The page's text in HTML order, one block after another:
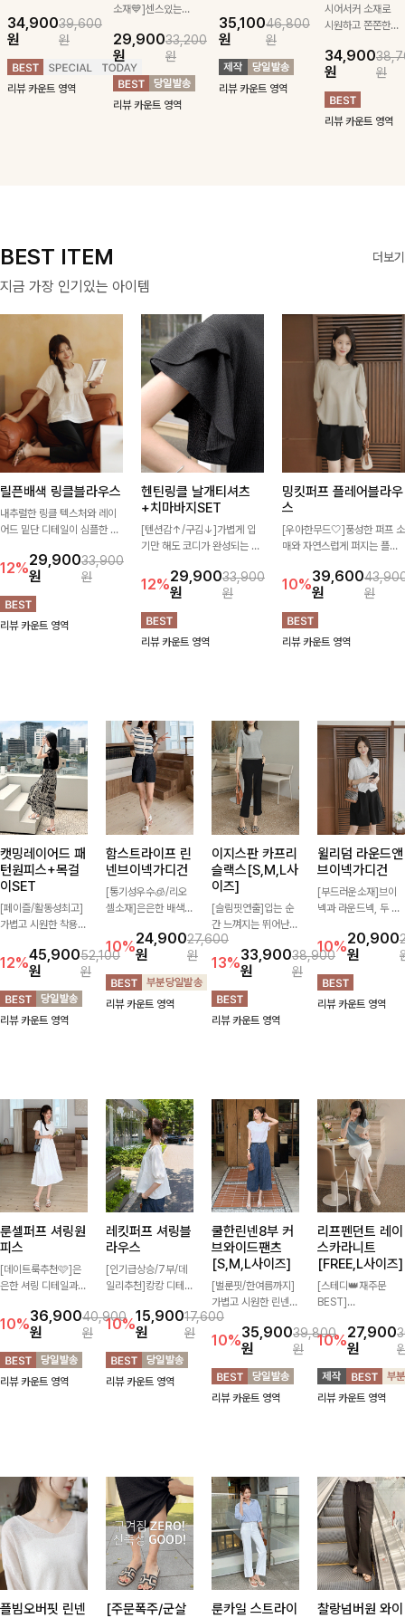
테일이 사랑스러운
블라우스-페미닌
하면서 여리한 무
드로 즐겨지는
ITEM
34,900
원
39,600
원
리뷰 카운트 영역
소재💙]센스있는
귀여운 퍼피 펜던
트로 포인트를 선
사하는 니트 가디
건을 소개할게요 :)
29,900
원
33,200
원
리뷰 카운트 영역
깔끔한 스트라이프
패턴에 링클프리!
💙플레어지는 롱한
기장감까지 완벽한
데일리 원피스:B
35,100
원
46,800
원
리뷰 카운트 영역
시어서커 소재로
시원하고 쫀쫀한
편안하게 입혀질
블라우스- 단정한
카라와 풍성한 퍼
프 소매로 여성스
러움을 더했어요 :)
34,900
원
원
리뷰 카운트 영역
BEST ITEM 더보기
지금 가장 인기있는 아이템
릴픈배색 링클블라우스
내추럴한 링클 텍스처와 레이
어드 밑단 디테일이 심플한 디
볍게 툭 입기만 해도 멋스러운
스타일을 완성해드려요- 여유
로운 핏으로 군살은 자연스럽
게 커버해주고, 편안한 착용감
까지 더해 손이 자주 가는 데일
12%29,900
원
33,900
원
리뷰 카운트 영역
헨틴링클 날개티셔츠
+치마바지SET
[텐션감↑/구김↓]가볍게 입
기만 해도 코디가 완성되는 세
지는 프릴 날개 소매가 우아한
포인트를 더해드립니다💕 잔
잔한 링클 텍스처 소재와 편안
한 허리밴딩으로 하루 종일 산
뜻하고 쾌적하게 즐겨보세요!
12%29,900
원
33,900
원
리뷰 카운트 영역
밍킷퍼프 플레어블라우
스
[우아한무드🤍]풍성한 퍼프 소
매와 자연스럽게 퍼지는 플레
를 완성해주는 블라우스 🤍 체
형을 자연스럽게 커버해주며
걸을 때마다 살랑이는 핏으로
데일리룩부터 데이트룩까지 화
사하게 즐기기 좋은 아이템이
10%39,600
원
원
리뷰 카운트 영역
캣밍레이어드 패
턴원피스+목걸
이SET
[페이즐/활동성최고]
가볍고 시원한 착용감
없이 즐기기 좋은 라
운드 니트 🤍 베이직
한 디자인으로 다양한
하의와 손쉽게 매치되
어 데일리하게 활용하
12%45,900
원
52,100
원
리뷰 카운트 영역
함스트라이프 린
넨브이넥가디건
[통기성우수🧊/리오
셀소재]은은한 배색
캐주얼하면서도 산뜻
한 무드 살려주는 니
트 가디건 💛 브이넥
라인에 슬림하게 떨어
지는 핏 더해져 단독
10%24,900
원
27,600
원
리뷰 카운트 영역
이지스판 카프리
슬랙스[S,M,L사
이즈]
[슬림핏연출]입는 순
간 느껴지는 뛰어난
신축성으로 활동량 많
은 날에도 편안하게
🌿 발목이 드러나는
카프리 기장이 다리
라인을 더욱 길고 산
뜻하게 보여주며, 깔
13%33,900
원
38,900
원
리뷰 카운트 영역
윌리덤 라운드앤
브이넥가디건
[부드러운소재]브이
넥과 라운드넥, 두 가
맞게 선택할 수 있는
활용도 높은 가디건
🤍 부드러운 착용감
과 베이직한 디자인으
로 단독은 물론 가볍
10%20,900
원
리뷰 카운트 영역
룬셀퍼프 셔링원
피스
[데이트룩추천🩷]은
은한 셔링 디테일과
사랑스러운 무드를 완
성해주는 원피스🤍
허리 스모크 밴딩이
슬림한 실루엣을 연출
해주며, 자연스럽게
10%36,900
원
40,900
원
리뷰 카운트 영역
레킷퍼프 셔링블
라우스
[인기급상승/7부/데
일리추천]캉캉 디테일
풍성한 실루엣을 완성
해주는 블라우스 🤍
가볍게 퍼지는 핏으로
체형을 자연스럽게 커
버해주며 여성스럽게
10%15,900
원
17,600
원
리뷰 카운트 영역
쿨한린넨8부 커
브와이드팬츠
[S,M,L사이즈]
[벌룬핏/한여름까지]
가볍고 시원한 린넨
혼방 소재로 한여름까
지 쾌적하게 즐기기
좋은 8부 커브 와이드
팬츠 🤍 자연스럽게
떨어지는 커브핏이 멋
스러운 실루엣을 연출
10%35,900
원
39,800
원
리뷰 카운트 영역
리프펜던트 레이
스카라니트
[FREE,L사이즈]
[스테디👑재주문
BEST]
카라 니트에 펜던트
포인트까지 톡-톡 얼
굴을 밝혀주는 컬러와
함께 해요-
10%27,900
원
리뷰 카운트 영역
플빔오버핏 린넨
[주문폭주/군살
룬카일 스트라이
찰랑넘버원 와이